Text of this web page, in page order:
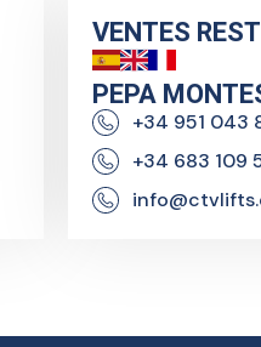
VENTES
PEPA
+34 951 043
+34 683 109